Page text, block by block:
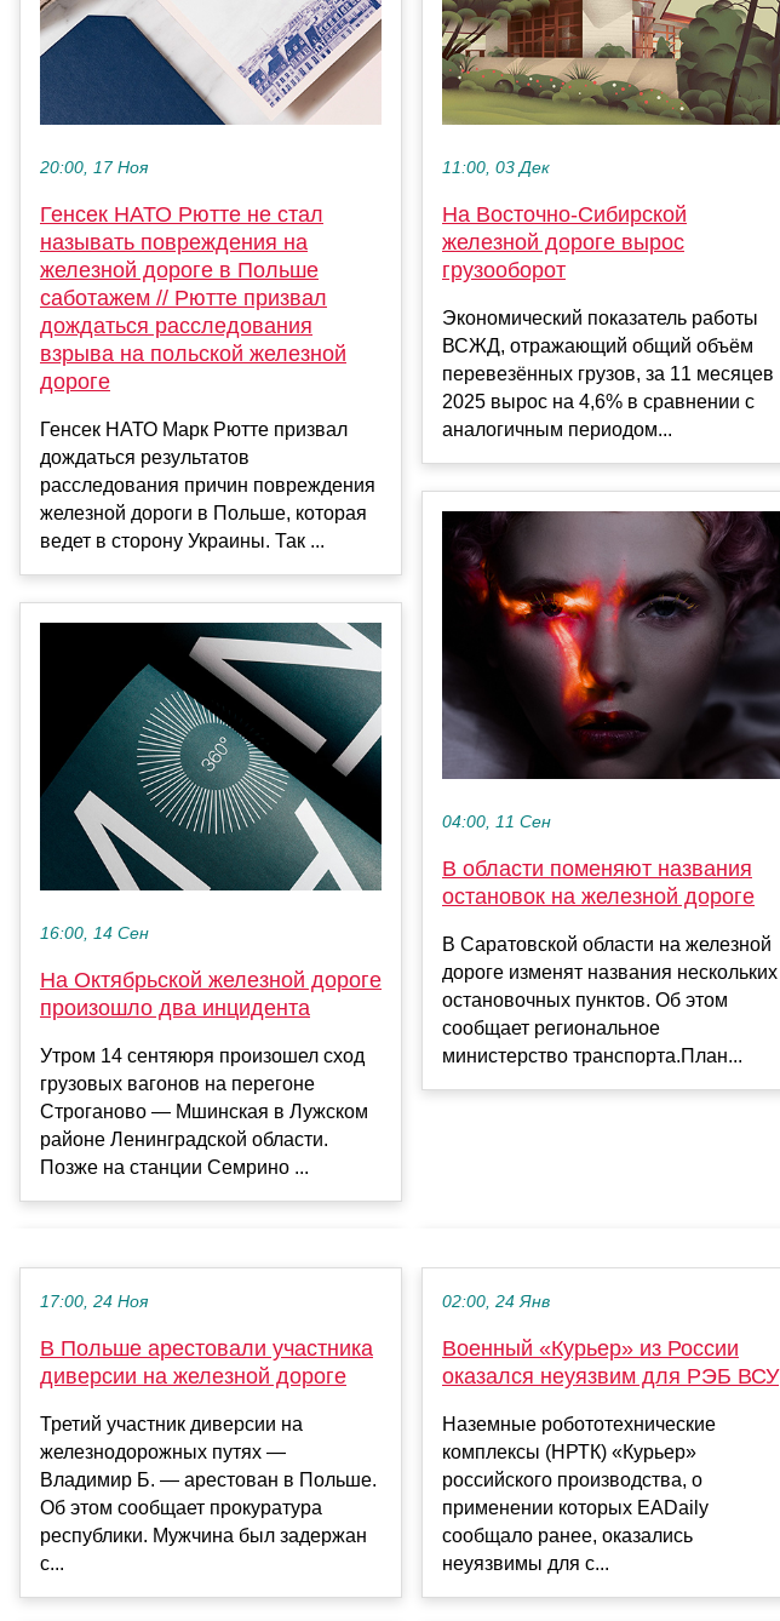
20:00, 17 Ноя
Генсек НАТО Рютте не стал
называть повреждения на
железной дороге в Польше
саботажем // Рютте призвал
дождаться расследования
взрыва на польской железной
дороге
Генсек НАТО Марк Рютте призвал
дождаться результатов
расследования причин повреждения
железной дороги в Польше, которая
ведет в сторону Украины. Так ...
16:00, 14 Сен
На Октябрьской железной дороге
произошло два инцидента
Утром 14 сентяюря произошел сход
грузовых вагонов на перегоне
Строганово — Мшинская в Лужском
районе Ленинградской области.
Позже на станции Семрино ...
11:00, 03 Дек
На Восточно-Сибирской
железной дороге вырос
грузооборот
Экономический показатель работы
ВСЖД, отражающий общий объём
перевезённых грузов, за 11 месяцев
2025 вырос на 4,6% в сравнении с
аналогичным периодом...
04:00, 11 Сен
В области поменяют названия
остановок на железной дороге
В Саратовской области на железной
дороге изменят названия нескольких
остановочных пунктов. Об этом
сообщает региональное
министерство транспорта.План...
17:00, 24 Ноя
В Польше арестовали участника
диверсии на железной дороге
Третий участник диверсии на
железнодорожных путях —
Владимир Б. — арестован в Польше.
Об этом сообщает прокуратура
республики. Мужчина был задержан
с...
02:00, 24 Янв
Военный «Курьер» из России
оказался неуязвим для РЭБ ВСУ
Наземные робототехнические
комплексы (НРТК) «Курьер»
российского производства, о
применении которых EADaily
сообщало ранее, оказались
неуязвимы для с...